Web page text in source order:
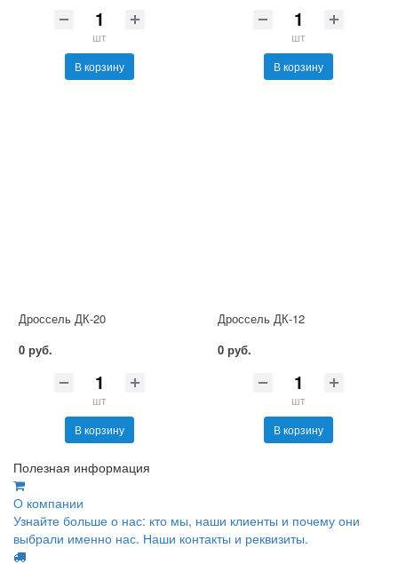
шт
В корзину
шт
В корзину
Дроссель ДК-20
0 руб.
шт
В корзину
Дроссель ДК-12
0 руб.
шт
В корзину
Полезная информация
О компании
Узнайте больше о нас: кто мы, наши клиенты и почему они
выбрали именно нас. Наши контакты и реквизиты.